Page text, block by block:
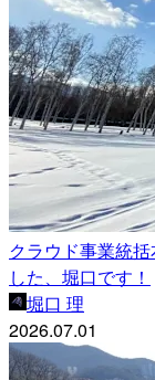
クラウド事業統
した、堀口です！
堀口 理
2026.07.01